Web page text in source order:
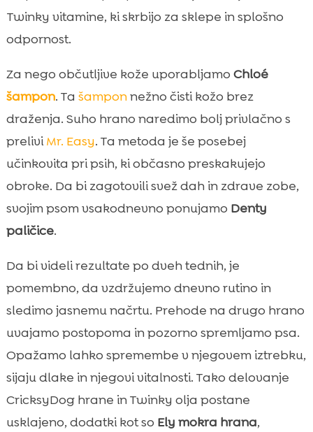
Twinky vitamine, ki skrbijo za sklepe in splošno
odpornost.
Za nego občutljive kože uporabljamo Chloé
šampon. Ta šamponnežno čisti kožo brez
draženja. Suho hrano naredimo bolj privlačno s
preliviMr. Easy. Ta metoda je še posebej
učinkovita pri psih, ki občasno preskakujejo
obroke. Da bi zagotovili svež dah in zdrave zobe,
svojim psom vsakodnevno ponujamo Denty
paličice.
Da bi videli rezultate po dveh tednih, je
pomembno, da vzdržujemo dnevno rutino in
sledimo jasnemu načrtu. Prehode na drugo hrano
uvajamo postopoma in pozorno spremljamo psa.
Opažamo lahko spremembe v njegovem iztrebku,
sijaju dlake in njegovi vitalnosti. Tako delovanje
CricksyDog hrane in Twinky olja postane
usklajeno, dodatki kot so Ely mokra hrana,